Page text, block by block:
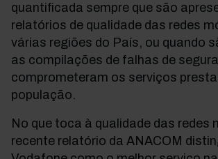
quantificada sempre que são
relatórios de qualidade das redes
várias regiões do País, ou quando
as compilações de falhas de
comprometeram os serviços
população.
No que toca à qualidade das redes
recente relatório da ANACOM